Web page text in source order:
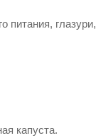
питания, глазури,
капуста.